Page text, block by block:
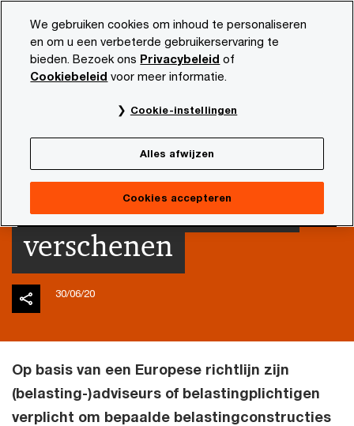
content
footer
PwC NL Actueel en publicaties Belastingnieuws
Leidraad
meldingsplichtige
constructies (DAC6)
verschenen
30/06/20
Op basis van een Europese richtlijn zijn
(belasting-)adviseurs of belastingplichtigen
verplicht om bepaalde belastingconstructies
We gebruiken cookies om inhoud te personaliseren
en om u een verbeterde gebruikerservaring te
bieden. Bezoek ons Privacybeleid of
Cookiebeleid voor meer informatie.
Cookie-instellingen
Alles afwijzen
Cookies accepteren